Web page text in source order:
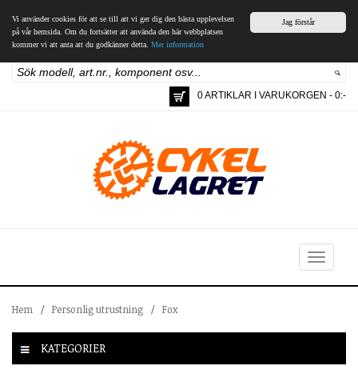
Jag förstår
Vi använder cookies för att se till att vi ger dig den bästa upplevelsen
på vår hemsida. Om du fortsätter att använda den här webbplatsen
kommer vi att anta att du godkänner detta. Mer information
0 ARTIKLAR I VARUKORGEN - 0:-
Toggle
navigation
Hem / Personlig utrustning / Fox
KATEGORIER